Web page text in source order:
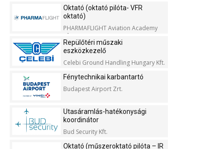
Oktató (oktató pilóta- VFR
oktató)
PHARMAFLIGHT Aviation Academy
Kft.
Repülőtéri műszaki
eszközkezelő
Celebi Ground Handling Hungary Kft.
Fénytechnikai karbantartó
Budapest Airport Zrt.
Utasáramlás-hatékonysági
koordinátor
Bud Security Kft.
Oktató (műszeroktató pilóta – IR